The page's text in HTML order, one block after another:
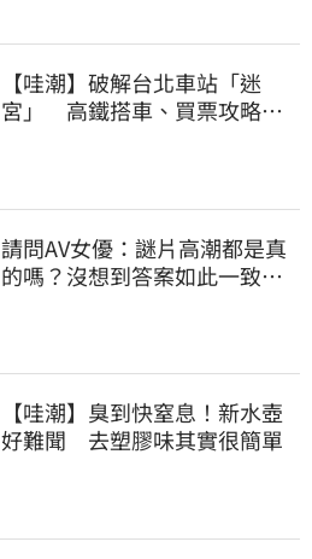
【哇潮】破解台北車站「迷
宮」 高鐵搭車、買票攻略就
請問AV女優：謎片高潮都是真
的嗎？沒想到答案如此一致…
【哇潮】臭到快窒息！新水壺
好難聞 去塑膠味其實很簡單